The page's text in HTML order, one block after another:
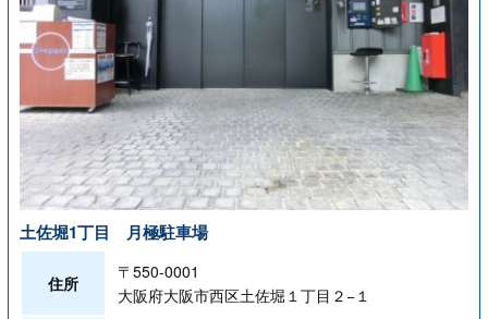
土佐堀1丁目 月極駐車場
住所
〒550-0001
大阪府大阪市西区土佐堀１丁目２−１